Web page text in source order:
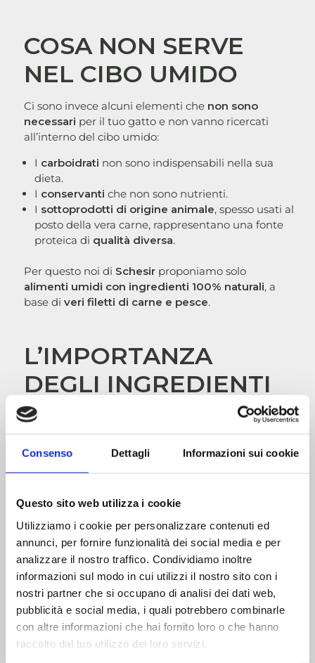
Consenso Dettagli Informazioni sui cookie
Questo sito web utilizza i cookie
Utilizziamo i cookie per personalizzare contenuti ed
annunci, per fornire funzionalità dei social media e per
analizzare il nostro traffico. Condividiamo inoltre
informazioni sul modo in cui utilizzi il nostro sito con i
nostri partner che si occupano di analisi dei dati web,
pubblicità e social media, i quali potrebbero combinarle
con altre informazioni che hai fornito loro o che hanno
raccolto dal tuo utilizzo dei loro servizi.
COSA NON SERVE
NEL CIBO UMIDO
Ci sono invece alcuni elementi che non sono
necessari per il tuo gatto e non vanno ricercati
all’interno del cibo umido:
I carboidrati non sono indispensabili nella sua
dieta.
I conservanti che non sono nutrienti.
I sottoprodotti di origine animale, spesso usati al
posto della vera carne, rappresentano una fonte
proteica di qualità diversa.
Per questo noi di Schesir proponiamo solo
alimenti umidi con ingredienti 100% naturali, a
base di veri filetti di carne e pesce.
L’IMPORTANZA
DEGLI INGREDIENTI
DI ORIGINE ANIMALE
MINIMAMENTE
PROCESSATI
Noi di Schesir crediamo nelvalore delle proteine
riconoscere alimenti umidi davvero validi?
Due diciture che dovrebbero metterti in allerta
sono:
Sottoprodotti di origine animale
Carni e derivati
In entrambi i casi si tratta di ingredienti alternativi